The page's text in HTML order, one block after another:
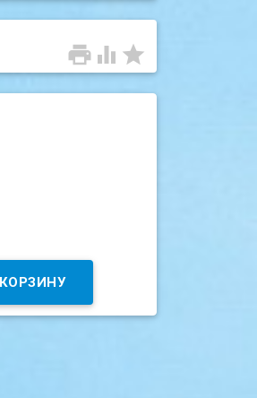
  